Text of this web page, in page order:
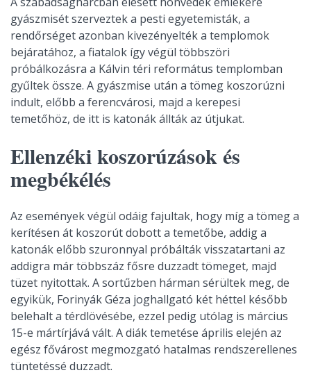
gyászmisét szerveztek a pesti egyetemisták, a
rendőrséget azonban kivezényelték a templomok
bejáratához, a fiatalok így végül többszöri
próbálkozásra a Kálvin téri református templomban
gyűltek össze. A gyászmise után a tömeg koszorúzni
indult, előbb a ferencvárosi, majd a kerepesi
temetőhöz, de itt is katonák állták az útjukat.
Ellenzéki koszorúzások és
megbékélés
Az események végül odáig fajultak, hogy míg a tömeg a
kerítésen át koszorút dobott a temetőbe, addig a
katonák előbb szuronnyal próbálták visszatartani az
addigra már többszáz fősre duzzadt tömeget, majd
tüzet nyitottak. A sortűzben hárman sérültek meg, de
egyikük, Forinyák Géza joghallgató két héttel később
belehalt a térdlövésébe, ezzel pedig utólag is március
15-e mártírjává vált. A diák temetése április elején az
egész fővárost megmozgató hatalmas rendszerellenes
tüntetéssé duzzadt.